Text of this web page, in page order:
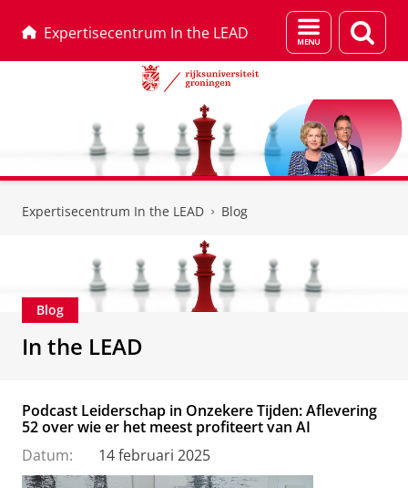
Expertisecentrum In the LEAD
Menu
en
Expertisecentrum In the LEAD Blog
Blog
In the LEAD
Podcast Leiderschap in Onzekere Tijden: Aflevering
52 over wie er het meest profiteert van AI
Datum:
14 februari 2025